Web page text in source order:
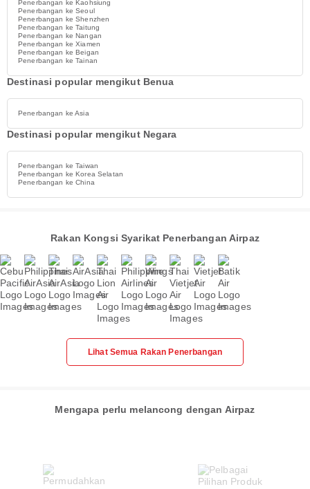
Penerbangan ke Kaohsiung
Penerbangan ke Seoul
Penerbangan ke Shenzhen
Penerbangan ke Taitung
Penerbangan ke Nangan
Penerbangan ke Xiamen
Penerbangan ke Beigan
Penerbangan ke Tainan
Destinasi popular mengikut Benua
Penerbangan ke Asia
Destinasi popular mengikut Negara
Penerbangan ke Taiwan
Penerbangan ke Korea Selatan
Penerbangan ke China
Rakan Kongsi Syarikat Penerbangan Airpaz
Lihat Semua Rakan Penerbangan
Mengapa perlu melancong dengan Airpaz